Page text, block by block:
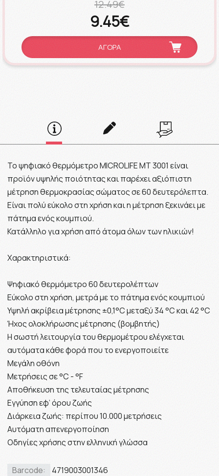
12.49€
9.45€
ΑΓΟΡΑ
Το ψηφιακό θερμόμετρο MICROLIFE MT 3001 είναι
προϊόν υψηλής ποιότητας και παρέχει αξιόπιστη
μέτρηση θερμοκρασίας σώματος σε 60 δευτερόλεπτα.
Είναι πολύ εύκολο στη χρήση και η μέτρηση ξεκινάει με
πάτημα ενός κουμπιού.
Κατάλληλο για χρήση από άτομα όλων των ηλικιών!
Χαρακτηριστικά:
Ψηφιακό θερμόμετρο 60 δευτερολέπτων
Εύκολο στη χρήση, μετρά με το πάτημα ενός κουμπιού
Υψηλή ακρίβεια μέτρησης ±0,1°C μεταξύ 34 °C και 42 °C
Ήχος ολοκλήρωσης μέτρησης (βομβητής)
Η σωστή λειτουργία του θερμομέτρου ελέγχεται
αυτόματα κάθε φορά που το ενεργοποιείτε
Μεγάλη οθόνη
Μετρήσεις σε °C - °F
Αποθήκευση της τελευταίας μέτρησης
Εγγύηση εφ’ όρου ζωής
Διάρκεια ζωής: περίπου 10.000 μετρήσεις
Αυτόματη απενεργοποίηση
Οδηγίες χρήσης στην ελληνική γλώσσα
Barcode: 4719003001346